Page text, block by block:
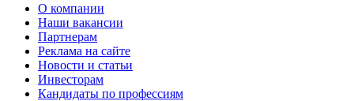
О компании
Наши вакансии
Партнерам
Реклама на сайте
Новости и статьи
Инвесторам
Кандидаты по профессиям